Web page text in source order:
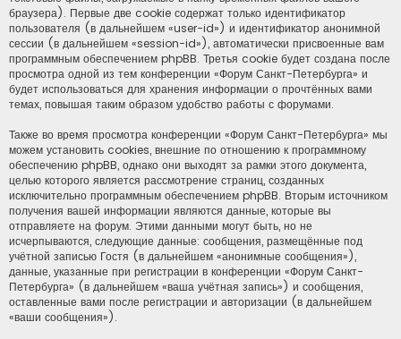
браузера). Первые две cookie содержат только идентификатор
пользователя (в дальнейшем «user-id») и идентификатор анонимной
сессии (в дальнейшем «session-id»), автоматически присвоенные вам
программным обеспечением phpBB. Третья cookie будет создана после
просмотра одной из тем конференции «Форум Санкт-Петербурга» и
будет использоваться для хранения информации о прочтённых вами
темах, повышая таким образом удобство работы с форумами.
Также во время просмотра конференции «Форум Санкт-Петербурга» мы
можем установить cookies, внешние по отношению к программному
обеспечению phpBB, однако они выходят за рамки этого документа,
целью которого является рассмотрение страниц, созданных
исключительно программным обеспечением phpBB. Вторым источником
получения вашей информации являются данные, которые вы
отправляете на форум. Этими данными могут быть, но не
исчерпываются, следующие данные: сообщения, размещённые под
учётной записью Гостя (в дальнейшем «анонимные сообщения»),
данные, указанные при регистрации в конференции «Форум Санкт-
Петербурга» (в дальнейшем «ваша учётная запись») и сообщения,
оставленные вами после регистрации и авторизации (в дальнейшем
«ваши сообщения»).